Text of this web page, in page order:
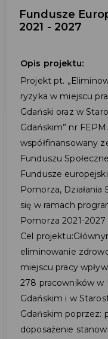
Fundusze
2021 - 2027
Opis projektu:
Projekt pt.
ryzyka w miejscu
Gdański oraz w
Gdańskim” nr
współfinansowany
Funduszu
Fundusze
Pomorza, Działania
się w ramach
Pomorza 2021-2027
Cel
eliminowanie
miejscu pracy
278 pracowników w
Gdańskim i w
Gdańskim poprzez:
doposażenie